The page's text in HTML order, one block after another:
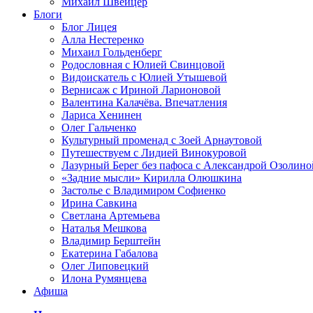
Блоги
Блог Лицея
Алла Нестеренко
Михаил Гольденберг
Родословная с Юлией Свинцовой
Видоискатель с Юлией Утышевой
Вернисаж с Ириной Ларионовой
Валентина Калачёва. Впечатления
Лариса Хенинен
Олег Гальченко
Культурный променад с Зоей Арнаутовой
Путешествуем с Лидией Винокуровой
Лазурный Берег без пафоса с Александрой
«Задние мысли» Кирилла Олюшкина
Застолье с Владимиром Софиенко
Ирина Савкина
Светлана Артемьева
Наталья Мешкова
Владимир Берштейн
Екатерина Габалова
Олег Липовецкий
Илона Румянцева
Афиша